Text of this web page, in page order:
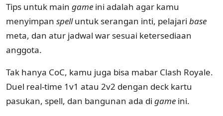
Tips untuk main game ini adalah agar kamu
menyimpan spelluntuk serangan inti, pelajari base
meta, dan atur jadwal war sesuai ketersediaan
anggota.
Tak hanya CoC, kamu juga bisa mabar Clash Royale.
Duel real-time 1v1 atau 2v2 dengan deck kartu
pasukan, spell, dan bangunan ada di game ini.